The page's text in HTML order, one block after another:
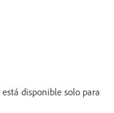
está disponible solo para